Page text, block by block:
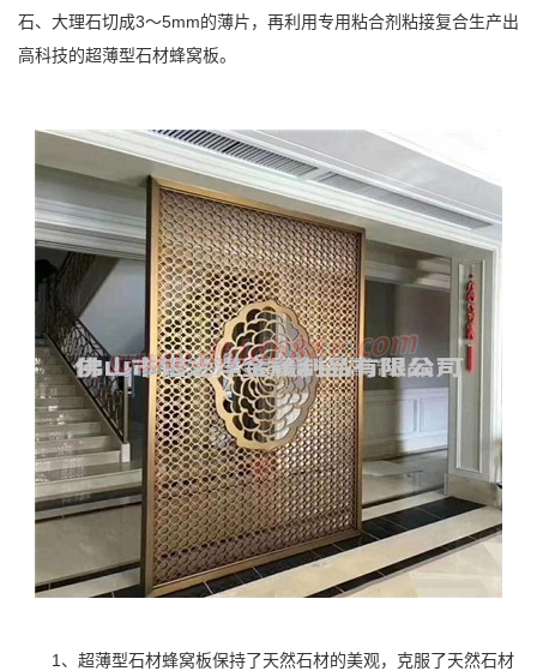
石、大理石切成3～5mm的薄片，再利用专用粘合剂粘接复合生产出
高科技的超薄型石材蜂窝板。
1、超薄型石材蜂窝板保持了天然石材的美观，克服了天然石材